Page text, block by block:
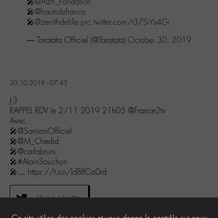
🎤@hautsdefrance
🎤@zenithdelille pic.twitter.com/t37SiYs4Gi
— Taratata Officiel (@Taratata) October 30, 2019
30.10.2019 - 07:43
J-3
RAPPEL RDV le 2/11 2019 21h05 @France2tv
Avec :
🎤@SansonOfficiel
🎤@M_Chedid
🎤@carlabruni
🎤#AlainSouchon
🎤… https://t.co/ldBffCa0rd
Voir sur twitter